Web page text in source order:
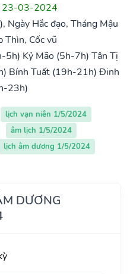
23-03-2024
Ngày Hắc đạo, Tháng Mậu
Thìn, Cốc vũ
5h) Kỷ Mão (5h-7h) Tân Tị
Bính Tuất (19h-21h) Đinh
23h)
lịch vạn niên 1/5/2024
âm lịch 1/5/2024
lịch âm dương 1/5/2024
DƯƠNG